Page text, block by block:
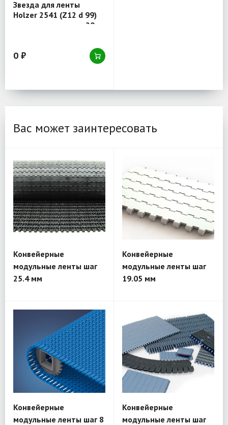
Звезда для ленты
Holzer 2541 (Z12 d 99)
отверстие круглое 20
0 ₽
Вас может заинтересовать
Конвейерные
модульные ленты шаг
25.4 мм
Конвейерные
модульные ленты шаг
19.05 мм
Конвейерные
модульные ленты шаг 8
Конвейерные
модульные ленты шаг